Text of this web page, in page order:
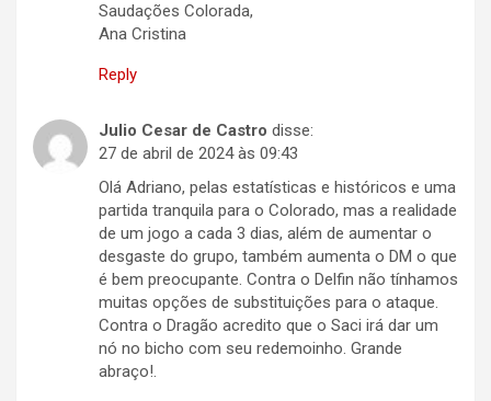
Saudações Colorada,
Ana Cristina
Reply
Julio Cesar de Castro disse:
27 de abril de 2024 às 09:43
Olá Adriano, pelas estatísticas e históricos e uma
partida tranquila para o Colorado, mas a realidade
de um jogo a cada 3 dias, além de aumentar o
desgaste do grupo, também aumenta o DM o que
é bem preocupante. Contra o Delfin não tínhamos
muitas opções de substituições para o ataque.
Contra o Dragão acredito que o Saci irá dar um
nó no bicho com seu redemoinho. Grande
abraço!.